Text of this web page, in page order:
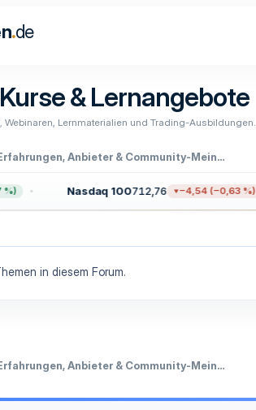
.de
& Lernangebote
Webinaren, Lernmaterialien und Trading-Ausbildungen.
Erfahrungen, Anbieter & Community-Meinungen
Nasdaq 100712,76 −4,54 (−0,63 %)
in diesem Forum.
Erfahrungen, Anbieter & Community-Meinungen